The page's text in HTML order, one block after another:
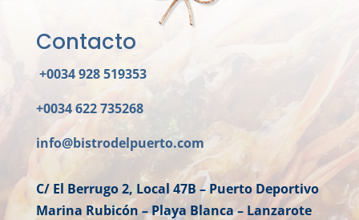
Contacto
+0034 928 519353
+0034 622 735268
info@bistrodelpuerto.com
C/ El Berrugo 2, Local 47B – Puerto Deportivo
Marina Rubicón – Playa Blanca – Lanzarote